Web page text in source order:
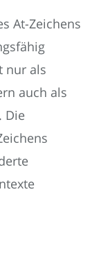
At-Zeichens
nur als
auch als
Die